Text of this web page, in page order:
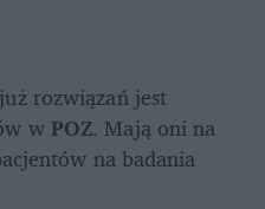
rozwiązań jest
w POZ. Mają oni na
na badania